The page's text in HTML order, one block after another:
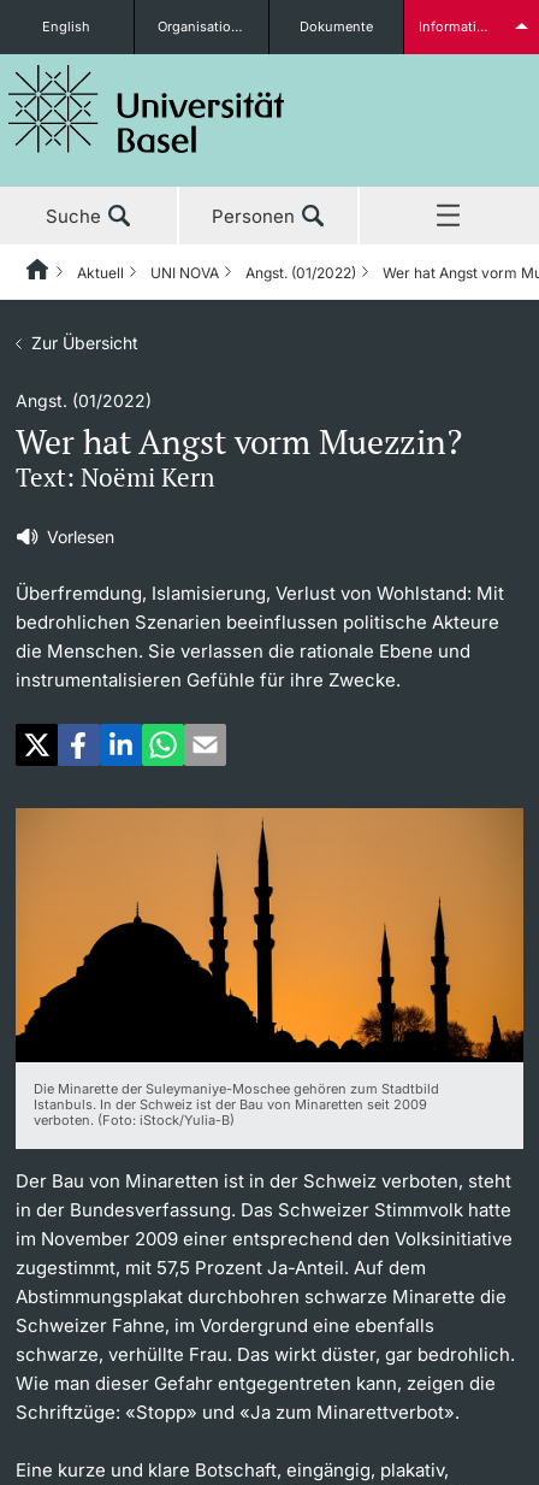
Studieninteressierte
Doktorierende
weitere Informationen
Fördernde & Alumni
Dozierende
weitere Informationen
English Organisationseinheiten Dokumente Informationen für...
Suche Personen
Aktuell
Aktuell
News
Ehrungen & Preise
Newsletter
Universität in den Medien
Veranstaltungskalender
UNI NOVA
UNI NOVA
UNI NOVA – Alle Ausgaben
UNI NOVA bestellen
Mediadaten
Ukraine
Studium
Forschung
Lehre
Weiterbildung
Universität
HomeZurückAktuell UNI NOVA Angst. (01/2022) Wer hat Angst vorm
Zur Übersicht
Vorlesen
Angst. (01/2022)
Wer hat Angst vorm Muezzin?
Text: Noëmi Kern
Überfremdung, Islamisierung, Verlust von Wohlstand: Mit
bedrohlichen Szenarien beeinflussen politische Akteure
die Menschen. Sie verlassen die rationale Ebene und
instrumentalisieren Gefühle für ihre Zwecke.
Die Minarette der Suleymaniye-Moschee gehören zum Stadtbild
Istanbuls. In der Schweiz ist der Bau von Minaretten seit 2009
verboten. (Foto: iStock/Yulia-B)
Der Bau von Minaretten ist in der Schweiz verboten, steht
in der Bundesverfassung. Das Schweizer Stimmvolk hatte
im November 2009 einer entsprechend den Volksinitiative
zugestimmt, mit 57,5 Prozent Ja-Anteil. Auf dem
Abstimmungsplakat durchbohren schwarze Minarette die
Schweizer Fahne, im Vordergrund eine ebenfalls
schwarze, verhüllte Frau. Das wirkt düster, gar bedrohlich.
Wie man dieser Gefahr entgegentreten kann, zeigen die
Schriftzüge: «Stopp» und «Ja zum Minarettverbot».
Eine kurze und klare Botschaft, eingängig, plakativ,